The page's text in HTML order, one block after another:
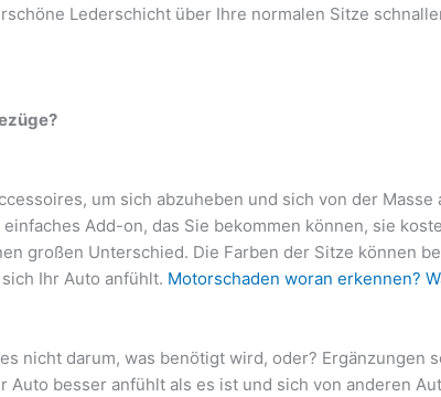
Lederschicht über Ihre normalen Sitze
um sich abzuheben und sich von der Masse
Add-on, das Sie bekommen können, sie
großen Unterschied. Die Farben der Sitze können
Ihr Auto anfühlt. Motorschaden woran erkennen?
nicht darum, was benötigt wird, oder? Ergänzungen
Auto besser anfühlt als es ist und sich von anderen